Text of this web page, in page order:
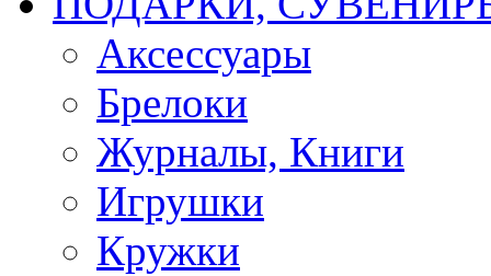
Аксессуары
Брелоки
Журналы, Книги
Игрушки
Кружки